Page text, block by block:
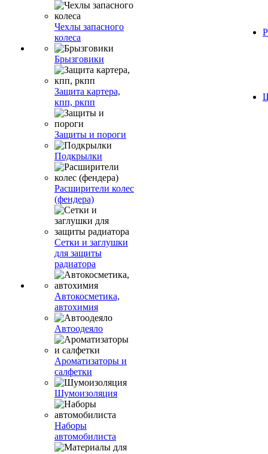
Чехлы запасного
колеса
Брызговики
Защита картера,
кпп, ркпп
Защиты и пороги
Подкрылки
Расширители колес
(фендера)
Сетки и заглушки
для защиты
радиатора
Автокосметика,
автохимия
Автоодеяло
Ароматизаторы и
салфетки
Шумоизоляция
Наборы
автомобилиста